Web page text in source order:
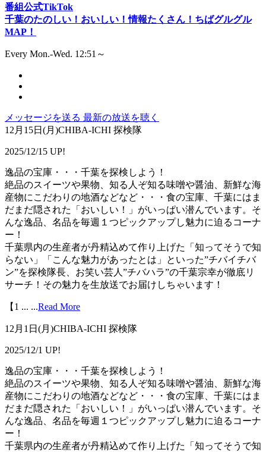
番組公式TikTok
千葉のたのしい！おいしい！情報たくさん！ちばグルグル
MAP！
Every Mon.-Wed. 12:51～
メッセージを送る 最新の放送を聴く
12月15日(月)CHIBA-ICHI 探検隊
2025/12/15 UP!
逸品の宝庫・・・千葉を探検しよう！
絶品のスイーツや果物、知る人ぞ知る味噌や醤油、新鮮な海
産物にこだわりの地酒などなど・・・食の宝庫、千葉にはま
だまだ隠された「おいしい！」がいっぱい潜んでいます。そ
んな逸品、名品を毎週１つピックアップし魅力に迫るコーナ
ー！
千葉県内の生産者が丹精込めて作り上げた「知ってそうで知
らない」「こんな魅力があったとは」といった”チバイチバ
ン”を探検隊長、お笑い芸人”チバハラ”の千葉宗幸が徹底リ
サーチ！その魅力を生放送でお届けしちゃいます！
【1 ... ...Read More
12月1日(月)CHIBA-ICHI 探検隊
2025/12/1 UP!
逸品の宝庫・・・千葉を探検しよう！
絶品のスイーツや果物、知る人ぞ知る味噌や醤油、新鮮な海
産物にこだわりの地酒などなど・・・食の宝庫、千葉にはま
だまだ隠された「おいしい！」がいっぱい潜んでいます。そ
んな逸品、名品を毎週１つピックアップし魅力に迫るコーナ
ー！
千葉県内の生産者が丹精込めて作り上げた「知ってそうで知